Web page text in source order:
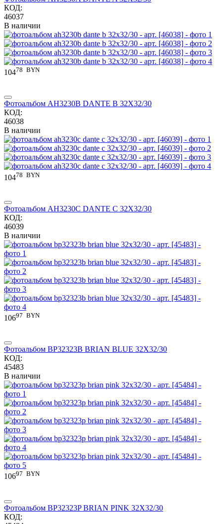
КОД:
46037
В наличии
10478 BYN
Фотоальбом AH3230B DANTE B 32X32/30
КОД:
46038
В наличии
10478 BYN
Фотоальбом AH3230C DANTE C 32X32/30
КОД:
46039
В наличии
10697 BYN
Фотоальбом BP32323B BRIAN BLUE 32X32/30
КОД:
45483
В наличии
10697 BYN
Фотоальбом BP32323P BRIAN PINK 32X32/30
КОД: